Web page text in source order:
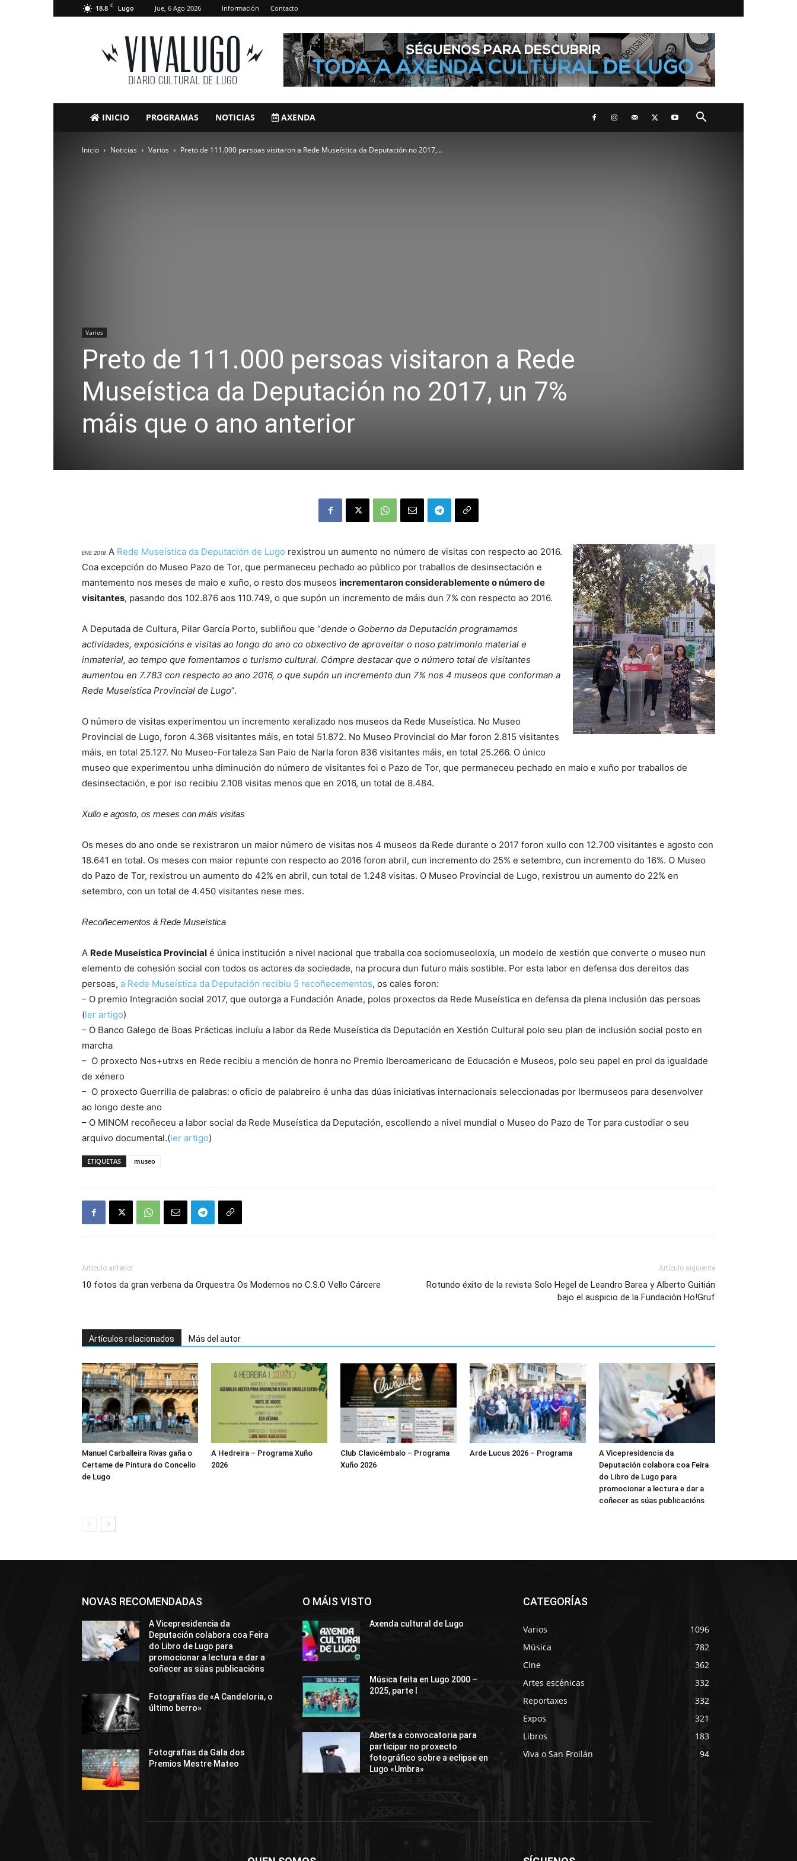
18.8 C Lugo Jue, 6 Ago 2026 Información Contacto
VivaLugo
INICIO PROGRAMAS NOTICIAS AXENDA
Inicio Noticias Varios Preto de 111.000 persoas visitaron a Rede Museística da Deputación no 2017,...
Varios
Preto de 111.000 persoas visitaron a Rede
Museística da Deputación no 2017, un 7%
máis que o ano anterior
ENE 2018 A Rede Museística da Deputación de Lugo rexistrou un aumento no número de visitas con respecto ao 2016.
Coa excepción do Museo Pazo de Tor, que permaneceu pechado ao público por traballos de desinsectación e
mantemento nos meses de maio e xuño, o resto dos museos incrementaron considerablemente o número de
visitantes, pasando dos 102.876 aos 110.749, o que supón un incremento de máis dun 7% con respecto ao 2016.
A Deputada de Cultura, Pilar García Porto, subliñou que “dende o Goberno da Deputación programamos
actividades, exposicións e visitas ao longo do ano co obxectivo de aproveitar o noso patrimonio material e
inmaterial, ao tempo que fomentamos o turismo cultural. Cómpre destacar que o número total de visitantes
aumentou en 7.783 con respecto ao ano 2016, o que supón un incremento dun 7% nos 4 museos que conforman a
Rede Museística Provincial de Lugo”.
O número de visitas experimentou un incremento xeralizado nos museos da Rede Museística. No Museo
Provincial de Lugo, foron 4.368 visitantes máis, en total 51.872. No Museo Provincial do Mar foron 2.815 visitantes
máis, en total 25.127. No Museo-Fortaleza San Paio de Narla foron 836 visitantes máis, en total 25.266. O único
museo que experimentou unha diminución do número de visitantes foi o Pazo de Tor, que permaneceu pechado en maio e xuño por traballos de
desinsectación, e por iso recibiu 2.108 visitas menos que en 2016, un total de 8.484.
Xullo e agosto, os meses con máis visitas
Os meses do ano onde se rexistraron un maior número de visitas nos 4 museos da Rede durante o 2017 foron xullo con 12.700 visitantes e agosto con
18.641 en total. Os meses con maior repunte con respecto ao 2016 foron abril, cun incremento do 25% e setembro, cun incremento do 16%. O Museo
do Pazo de Tor, rexistrou un aumento do 42% en abril, cun total de 1.248 visitas. O Museo Provincial de Lugo, rexistrou un aumento do 22% en
setembro, con un total de 4.450 visitantes nese mes.
Recoñecementos á Rede Museística
A Rede Museística Provincial é única institución a nivel nacional que traballa coa sociomuseoloxía, un modelo de xestión que converte o museo nun
elemento de cohesión social con todos os actores da sociedade, na procura dun futuro máis sostible. Por esta labor en defensa dos dereitos das
persoas, a Rede Museística da Deputación recibiu 5 recoñecementos, os cales foron:
– O premio Integración social 2017, que outorga a Fundación Anade, polos proxectos da Rede Museística en defensa da plena inclusión das persoas
(ler artigo)
– O Banco Galego de Boas Prácticas incluíu a labor da Rede Museística da Deputación en Xestión Cultural polo seu plan de inclusión social posto en
marcha
– O proxecto Nos+utrxs en Rede recibiu a mención de honra no Premio Iberoamericano de Educación e Museos, polo seu papel en prol da igualdade
de xénero
– O proxecto Guerrilla de palabras: o oficio de palabreiro é unha das dúas iniciativas internacionais seleccionadas por Ibermuseos para desenvolver
ao longo deste ano
– O MINOM recoñeceu a labor social da Rede Museística da Deputación, escollendo a nivel mundial o Museo do Pazo de Tor para custodiar o seu
arquivo documental.(ler artigo)
ETIQUETAS museo
Artículo anterior
10 fotos da gran verbena da Orquestra Os Modernos no C.S.O Vello Cárcere
Artículo siguiente
Rotundo éxito de la revista Solo Hegel de Leandro Barea y Alberto Guitián
bajo el auspicio de la Fundación Ho!Gruf
Artículos relacionados Más del autor
Manuel Carballeira Rivas gaña o
Certame de Pintura do Concello
de Lugo
A Hedreira – Programa Xuño
2026
Club Clavicémbalo – Programa
Xuño 2026
Arde Lucus 2026 – Programa
A Vicepresidencia da
Deputación colabora coa Feira
do Libro de Lugo para
promocionar a lectura e dar a
coñecer as súas publicacións
NOVAS RECOMENDADAS
A Vicepresidencia da
Deputación colabora coa Feira
do Libro de Lugo para
promocionar a lectura e dar a
coñecer as súas publicacións
Fotografías de «A Candeloria, o
último berro»
Fotografías da Gala dos
Premios Mestre Mateo
O MÁIS VISTO
Axenda cultural de Lugo
Música feita en Lugo 2000 –
2025, parte I
Aberta a convocatoria para
participar no proxecto
fotográfico sobre a eclipse en
Lugo «Umbra»
CATEGORÍAS
Varios
1096
Música
782
Cine
362
Artes escénicas
332
Reportaxes
332
Expos
321
Libros
183
Viva o San Froilán
94